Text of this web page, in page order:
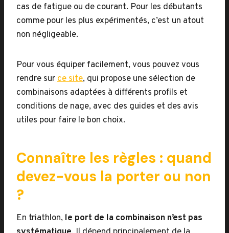
cas de fatigue ou de courant. Pour les débutants
comme pour les plus expérimentés, c’est un atout
non négligeable.
Pour vous équiper facilement, vous pouvez vous
rendre surce site, qui propose une sélection de
combinaisons adaptées à différents profils et
conditions de nage, avec des guides et des avis
utiles pour faire le bon choix.
Connaître les règles : quand
devez-vous la porter ou non
?
En triathlon, le port de la combinaison n’est pas